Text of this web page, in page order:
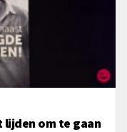
om te gaan